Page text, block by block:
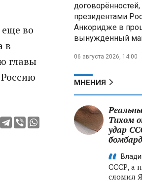
во
в
главы
Россию
президентами
Анкоридже в
вынужденный
06 августа 2026, 14:00
МНЕНИЯ
Тихом
удар
СССР, а
сломил